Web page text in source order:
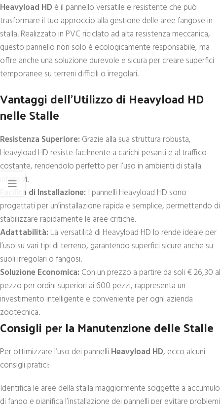
Heavyload HD è il pannello versatile e resistente che può
trasformare il tuo approccio alla gestione delle aree fangose in
stalla. Realizzato in PVC riciclato ad alta resistenza meccanica,
questo pannello non solo è ecologicamente responsabile, ma
offre anche una soluzione durevole e sicura per creare superfici
temporanee su terreni difficili o irregolari.
Vantaggi dell’Utilizzo di Heavyload HD
nelle Stalle
Resistenza Superiore: Grazie alla sua struttura robusta,
Heavyload HD resiste facilmente a carichi pesanti e al traffico
costante, rendendolo perfetto per l’uso in ambienti di stalla
intensivi.
Facilità di Installazione: I pannelli Heavyload HD sono
progettati per un’installazione rapida e semplice, permettendo di
stabilizzare rapidamente le aree critiche.
Adattabilità: La versatilità di Heavyload HD lo rende ideale per
l’uso su vari tipi di terreno, garantendo superfici sicure anche su
suoli irregolari o fangosi.
Soluzione Economica: Con un prezzo a partire da soli € 26,30 al
pezzo per ordini superiori ai 600 pezzi, rappresenta un
investimento intelligente e conveniente per ogni azienda
zootecnica.
Consigli per la Manutenzione delle Stalle
Per ottimizzare l’uso dei pannelli Heavyload HD, ecco alcuni
consigli pratici:
Identifica le aree della stalla maggiormente soggette a accumulo